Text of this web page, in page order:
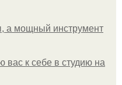
а мощный инструмент
вас к себе в студию на